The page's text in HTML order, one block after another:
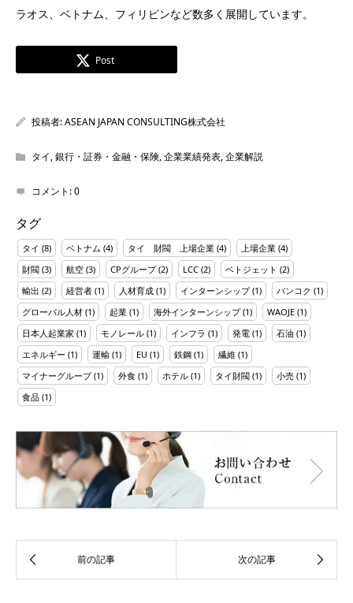
ラオス、ベトナム、フィリピンなど数多く展開しています。
Post
投稿者:ASEAN JAPAN CONSULTING株式会社
タイ,銀行・証券・金融・保険,企業業績発表,企業解説
コメント:0
タグ
タイ (8) ベトナム (4) タイ 財閥 上場企業 (4) 上場企業 (4)
財閥 (3) 航空 (3) CPグループ(2) LCC (2) ベトジェット (2)
輸出 (2) 経営者 (1) 人材育成 (1) インターンシップ(1) バンコク (1)
グローバル人材 (1) 起業 (1) 海外インターンシップ(1) WAOJE (1)
日本人起業家 (1) モノレール (1) インフラ (1) 発電 (1) 石油 (1)
エネルギー (1) 運輸 (1) EU (1) 鉄鋼 (1) 繊維 (1)
マイナーグループ(1) 外食 (1) ホテル (1) タイ財閥 (1) 小売 (1)
食品 (1)